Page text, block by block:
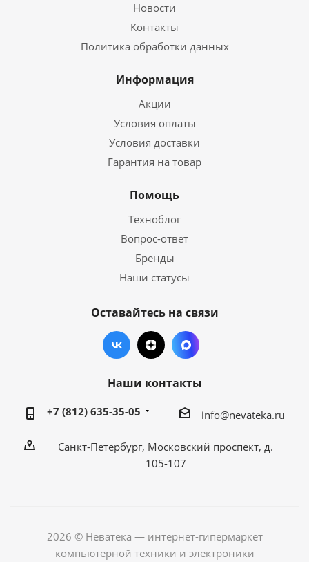
Новости
Контакты
Политика обработки данных
Информация
Акции
Условия оплаты
Условия доставки
Гарантия на товар
Помощь
Техноблог
Вопрос-ответ
Бренды
Наши статусы
Оставайтесь на связи
Наши контакты
+7 (812) 635-35-05 info@nevateka.ru
Санкт-Петербург, Московский проспект, д.
105-107
2026 © Неватека — интернет-гипермаркет
компьютерной техники и электроники